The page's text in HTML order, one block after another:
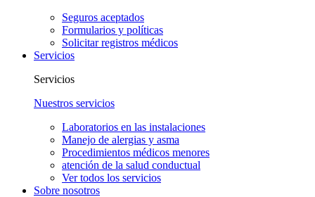
Seguros aceptados
Formularios y políticas
Solicitar registros médicos
Servicios
Servicios
Nuestros servicios
Laboratorios en las instalaciones
Manejo de alergias y asma
Procedimientos médicos menores
atención de la salud conductual
Ver todos los servicios
Sobre nosotros